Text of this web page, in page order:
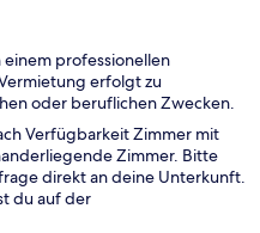
professionellen
erfolgt zu
oder beruflichen Zwecken.
Verfügbarkeit Zimmer mit
Zimmer. Bitte
direkt an deine Unterkunft.
du auf der